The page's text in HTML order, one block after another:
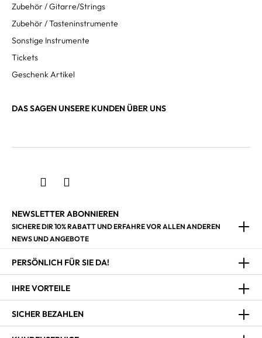
Zubehör / Gitarre/Strings
Zubehör / Tasteninstrumente
Sonstige Instrumente
Tickets
Geschenk Artikel
DAS SAGEN UNSERE KUNDEN ÜBER UNS
NEWSLETTER ABONNIEREN
SICHERE DIR 10% RABATT UND ERFAHRE VOR ALLEN ANDEREN
NEWS UND ANGEBOTE
PERSÖNLICH FÜR SIE DA!
IHRE VORTEILE
SICHER BEZAHLEN